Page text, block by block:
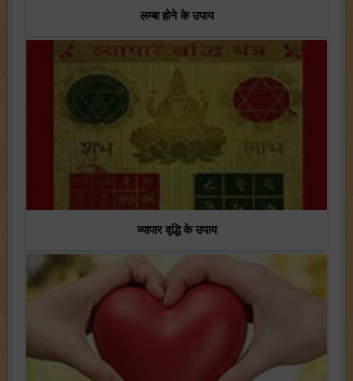
लम्बा होने के उपाय
व्यापार वृद्धि के उपाय